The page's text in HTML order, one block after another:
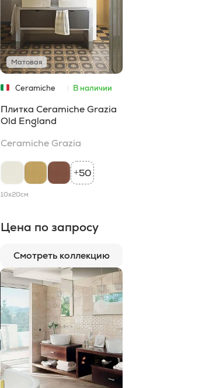
Матовая
Ceramiche В наличии
Плитка Ceramiche Grazia
Old England
Ceramiche Grazia
+50
10x20см
Цена по запросу
Смотреть коллекцию